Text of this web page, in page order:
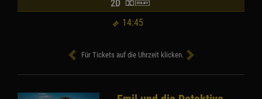
14:45
2D
Für Tickets auf die Uhrzeit klicken.